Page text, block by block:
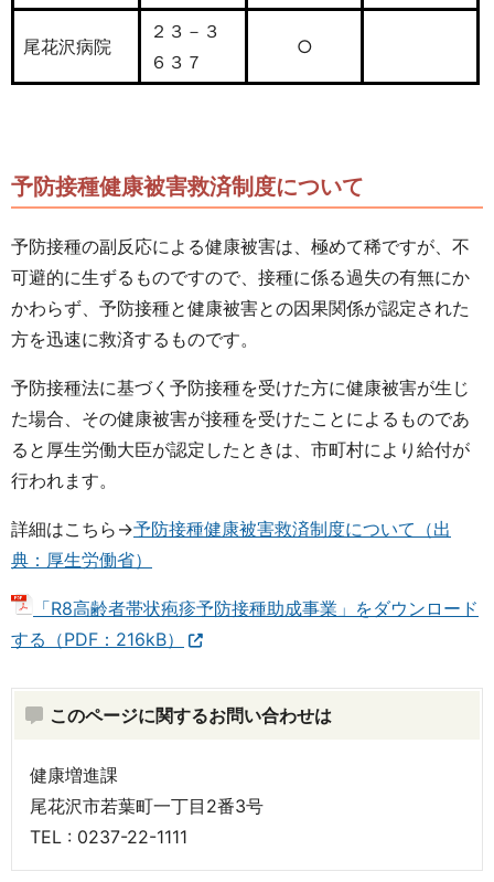
尾花沢病院
２３－３
６３７
○
予防接種健康被害救済制度について
予防接種の副反応による健康被害は、極めて稀ですが、不
可避的に生ずるものですので、接種に係る過失の有無にか
かわらず、予防接種と健康被害との因果関係が認定された
方を迅速に救済するものです。
予防接種法に基づく予防接種を受けた方に健康被害が生じ
た場合、その健康被害が接種を受けたことによるものであ
ると厚生労働大臣が認定したときは、市町村により給付が
行われます。
詳細はこちら→予防接種健康被害救済制度について（出
典：厚生労働省）
「R8高齢者帯状疱疹予防接種助成事業」をダウンロード
する（PDF：216kB）
このページに関するお問い合わせは
健康増進課
尾花沢市若葉町一丁目2番3号
TEL : 0237-22-1111